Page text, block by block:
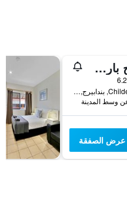
باندابيرج بارك فيليدج
20 Childers Road, بندابيرج, QLD, أستراليا
عرض الصفقة